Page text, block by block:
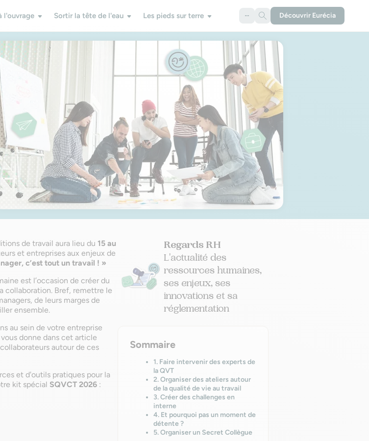
l'ouvrage Sortir la tête de l'eau Les pieds sur terre Découvrir Eurécia
de travail aura lieu du 15 au
et entreprises aux enjeux de
c’est tout un travail ! »
est l’occasion de créer du
collaboration. Bref, remettre le
de leurs marges de
ensemble.
au sein de votre entreprise
donne dans cet article
autour de ces
et d'outils pratiques pour la
kit spécial SQVCT 2026 :
Regards RH
L'actualité des
ressources humaines,
ses enjeux, ses
innovations et sa
réglementation
Sommaire
1. Faire intervenir des experts de
la QVT
2. Organiser des ateliers autour
de la qualité de vie au travail
3. Créer des challenges en
interne
4. Et pourquoi pas un moment de
détente ?
5. Organiser un Secret Collègue